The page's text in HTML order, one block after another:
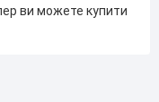
ви можете купити